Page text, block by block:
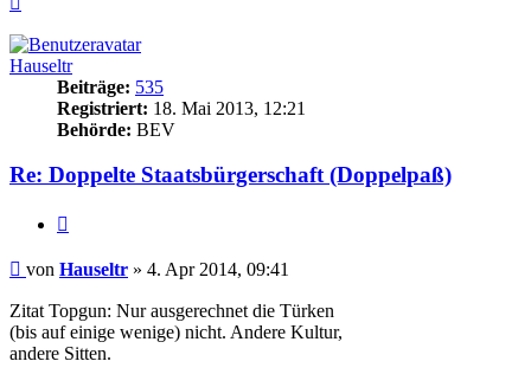
Hauseltr
Beiträge: 535
Registriert: 18. Mai 2013, 12:21
Behörde: BEV
Re: Doppelte Staatsbürgerschaft (Doppelpaß)
Beitrag
von Hauseltr » 4. Apr 2014, 09:41
Zitat Topgun: Nur ausgerechnet die Türken
(bis auf einige wenige) nicht. Andere Kultur,
andere Sitten.